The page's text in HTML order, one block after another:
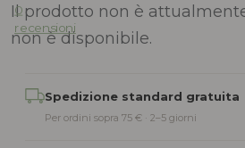
0
recensioni
Il prodotto non è
non è disponibile.
Spedizione standard gratuita
Per ordini sopra 75 € · 2–5 giorni